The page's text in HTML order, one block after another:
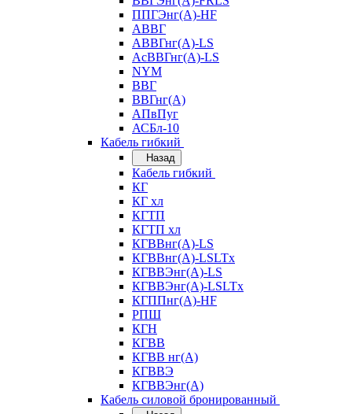
ППГЭнг(А)-HF
АВВГ
АВВГнг(А)-LS
АсВВГнг(А)-LS
NYM
ВВГ
ВВГнг(А)
АПвПуг
АСБл-10
Кабель гибкий
Назад
Кабель гибкий
КГ
КГ хл
КГТП
КГТП хл
КГВВнг(А)-LS
КГВВнг(А)-LSLTx
КГВВЭнг(А)-LS
КГВВЭнг(А)-LSLTx
КГППнг(А)-HF
РПШ
КГН
КГВВ
КГВВ нг(А)
КГВВЭ
КГВВЭнг(А)
Кабель силовой бронированный